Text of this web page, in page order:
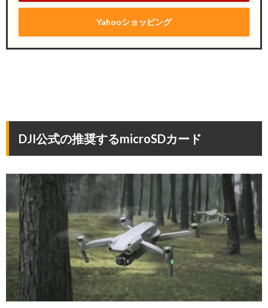
Yahooショッピング
DJI公式の推奨するmicroSDカード